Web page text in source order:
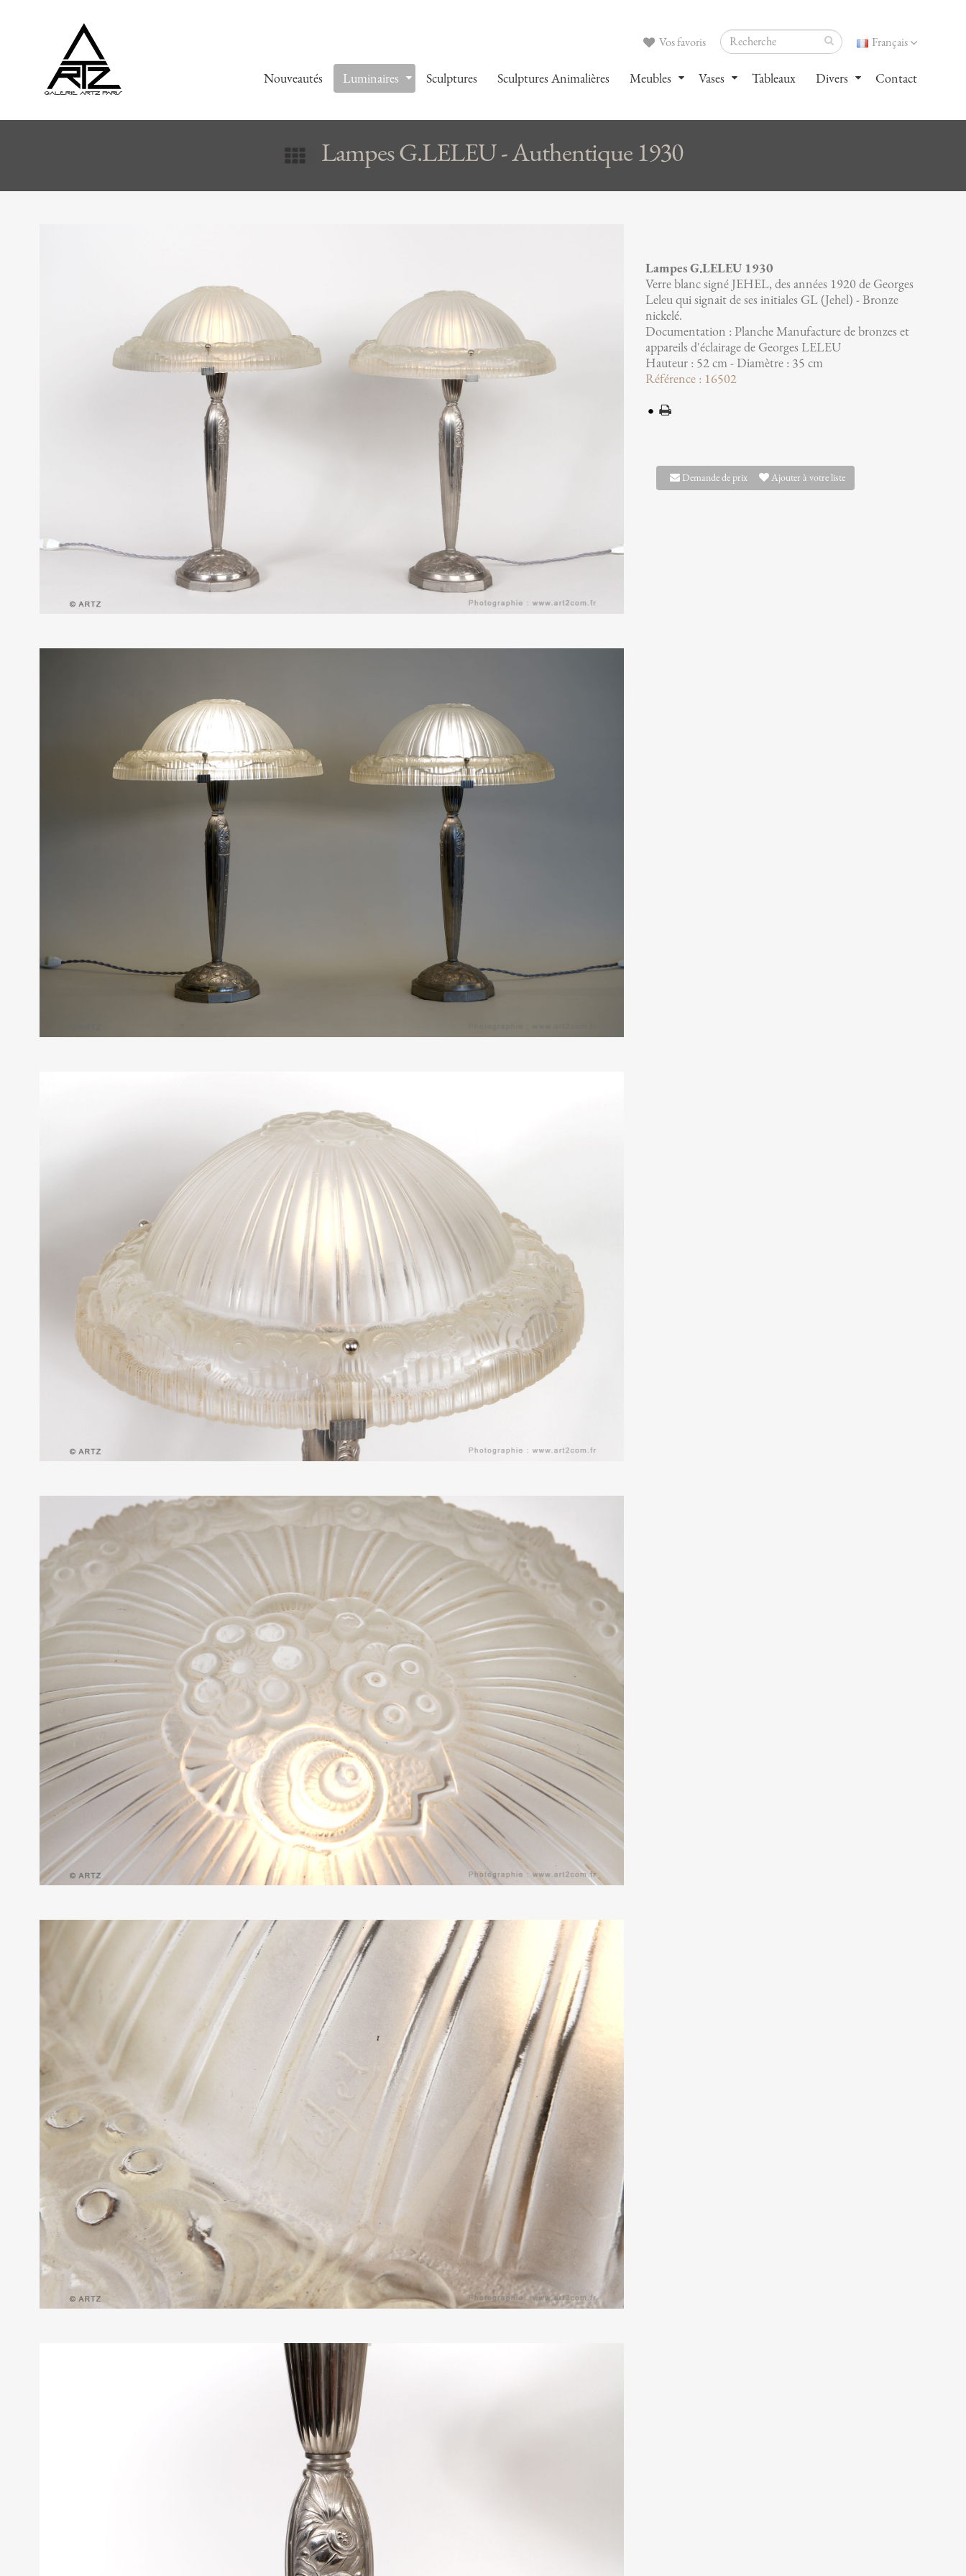
Français
Vos favoris
Nouveautés Luminaires Sculptures Sculptures Animalières Meubles Vases Tableaux Divers Contact
Lampes G.LELEU - Authentique 1930
Lampes G.LELEU 1930
Verre blanc signé JEHEL, des années 1920 de Georges
Leleu qui signait de ses initiales GL (Jehel) - Bronze
nickelé.
Documentation : Planche Manufacture de bronzes et
appareils d'éclairage de Georges LELEU
Hauteur : 52 cm - Diamètre : 35 cm
Référence : 16502
Demande de prix Ajouter à votre liste